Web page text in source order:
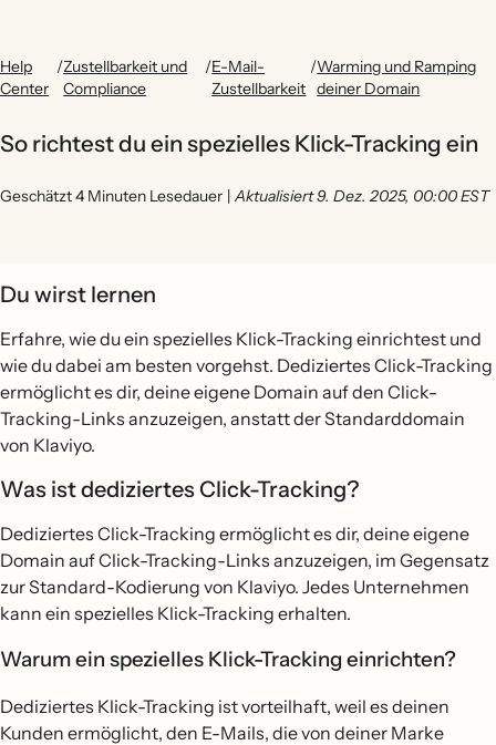
Help
Center
/Zustellbarkeit und
Compliance
/E-Mail-
Zustellbarkeit
/Warming und Ramping
deiner Domain
So richtest du ein spezielles Klick-Tracking ein
Geschätzt 4 Minuten Lesedauer | Aktualisiert 9. Dez. 2025, 00:00 EST
Du wirst lernen
Erfahre, wie du ein spezielles Klick-Tracking einrichtest und
wie du dabei am besten vorgehst. Dediziertes Click-Tracking
ermöglicht es dir, deine eigene Domain auf den Click-
Tracking-Links anzuzeigen, anstatt der Standarddomain
von Klaviyo.
Was ist dediziertes Click-Tracking?
Dediziertes Click-Tracking ermöglicht es dir, deine eigene
Domain auf Click-Tracking-Links anzuzeigen, im Gegensatz
zur Standard-Kodierung von Klaviyo. Jedes Unternehmen
kann ein spezielles Klick-Tracking erhalten.
Warum ein spezielles Klick-Tracking einrichten?
Dediziertes Klick-Tracking ist vorteilhaft, weil es deinen
Kunden ermöglicht, den E-Mails, die von deiner Marke